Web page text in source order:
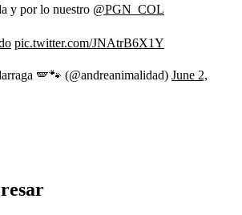
y por lo nuestro @PGN_COL
pic.twitter.com/JNAtrB6X1Y
🪽🐾 (@andreanimalidad) June 2,